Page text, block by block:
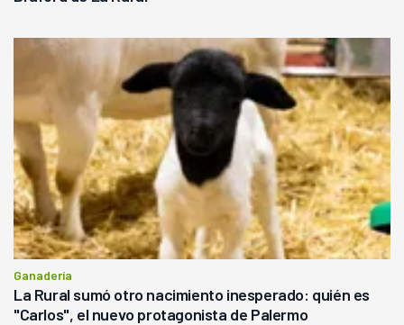
Ganadería
La Rural sumó otro nacimiento inesperado: quién es
"Carlos", el nuevo protagonista de Palermo